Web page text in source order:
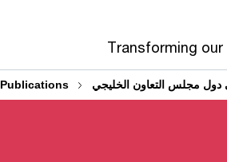
Transforming our
Publications مجلس التعاون الخليجي